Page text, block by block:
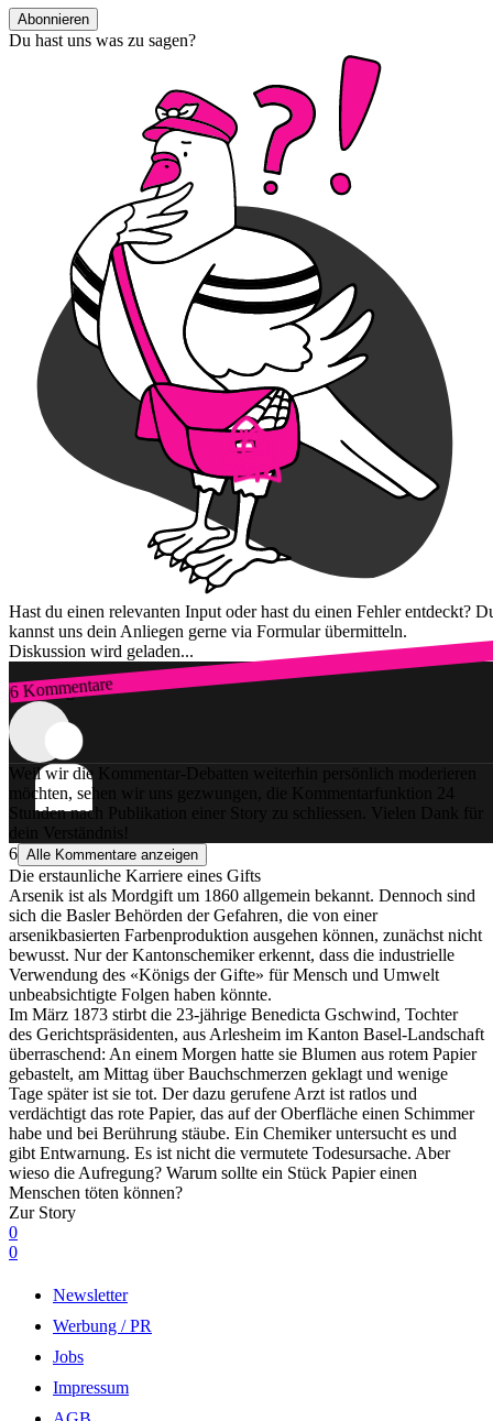
Abonnieren
Du hast uns was zu sagen?
Hast du einen relevanten Input oder hast du einen Fehler entdeckt?
kannst uns dein Anliegen gerne via Formular übermitteln.
Diskussion wird geladen...
6 Kommentare
Zum Login
Weil wir die Kommentar-Debatten weiterhin persönlich moderieren
möchten, sehen wir uns gezwungen, die Kommentarfunktion 24
Stunden nach Publikation einer Story zu schliessen. Vielen Dank für
dein Verständnis!
6 Alle Kommentare anzeigen
Die erstaun­li­che Karriere eines Gifts
Arsenik ist als Mordgift um 1860 allgemein bekannt. Dennoch sind
sich die Basler Behörden der Gefahren, die von einer
arsenikbasierten Farbenproduktion ausgehen können, zunächst nicht
bewusst. Nur der Kantonschemiker erkennt, dass die industrielle
Verwendung des «Königs der Gifte» für Mensch und Umwelt
unbeabsichtigte Folgen haben könnte.
Im März 1873 stirbt die 23-jährige Benedicta Gschwind, Tochter
des Gerichtspräsidenten, aus Arlesheim im Kanton Basel-Landschaft
überraschend: An einem Morgen hatte sie Blumen aus rotem Papier
gebastelt, am Mittag über Bauchschmerzen geklagt und wenige
Tage später ist sie tot. Der dazu gerufene Arzt ist ratlos und
verdächtigt das rote Papier, das auf der Oberfläche einen Schimmer
habe und bei Berührung stäube. Ein Chemiker untersucht es und
gibt Entwarnung. Es ist nicht die vermutete Todesursache. Aber
wieso die Aufregung? Warum sollte ein Stück Papier einen
Menschen töten können?
Zur Story
0
0
Newsletter
Werbung / PR
Jobs
Impressum